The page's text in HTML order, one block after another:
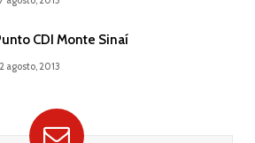
CDI Monte Sinaí
agosto, 2013